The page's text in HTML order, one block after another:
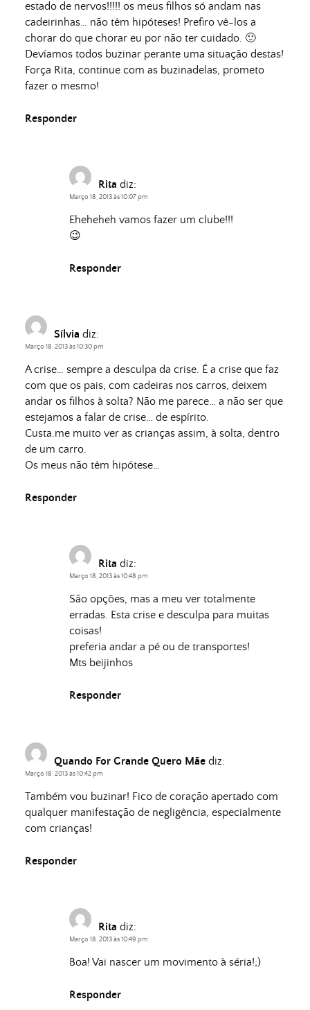
estado de nervos!!!!! os meus filhos só andam nas
cadeirinhas… não têm hipóteses! Prefiro vê-los a
chorar do que chorar eu por não ter cuidado. 🙂
Devíamos todos buzinar perante uma situação destas!
Força Rita, continue com as buzinadelas, prometo
fazer o mesmo!
Responder
Rita diz:
Março 18, 2013 às 10:07 pm
Eheheheh vamos fazer um clube!!!
😉
Responder
Sílvia diz:
Março 18, 2013 às 10:30 pm
A crise… sempre a desculpa da crise. É a crise que faz
com que os pais, com cadeiras nos carros, deixem
andar os filhos à solta? Não me parece… a não ser que
estejamos a falar de crise… de espírito.
Custa.me muito ver as crianças assim, à solta, dentro
de um carro.
Os meus não têm hipótese…
Responder
Rita diz:
Março 18, 2013 às 10:48 pm
São opções, mas a meu ver totalmente
erradas. Esta crise e desculpa para muitas
coisas!
preferia andar a pé ou de transportes!
Mts beijinhos
Responder
Quando For Grande Quero Mãe diz:
Março 18, 2013 às 10:42 pm
Também vou buzinar! Fico de coração apertado com
qualquer manifestação de negligência, especialmente
com crianças!
Responder
Rita diz:
Março 18, 2013 às 10:49 pm
Boa! Vai nascer um movimento à séria!;)
Responder